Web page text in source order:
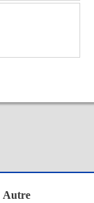
Autre